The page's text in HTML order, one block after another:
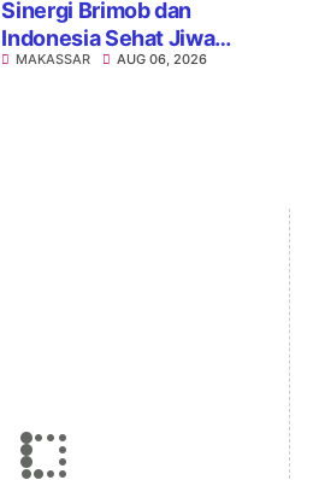
Sinergi Brimob dan
Indonesia Sehat Jiwa
Hadirkan Pojok Curhat,
MAKASSAR AUG 06, 2026